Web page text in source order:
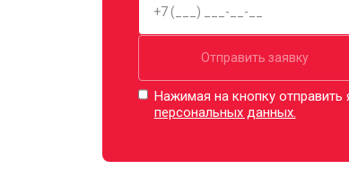
Отправить заявку
Нажимая на кнопку
персональных данных.